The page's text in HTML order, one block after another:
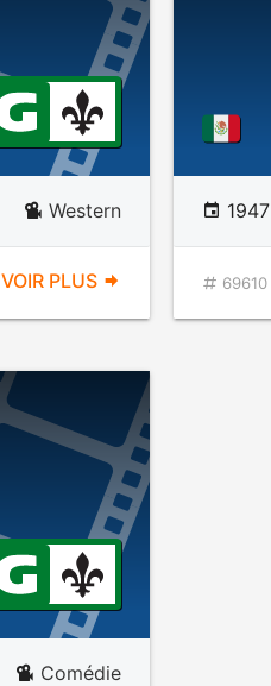
Western
VOIR PLUS
1947
69610
Comédie